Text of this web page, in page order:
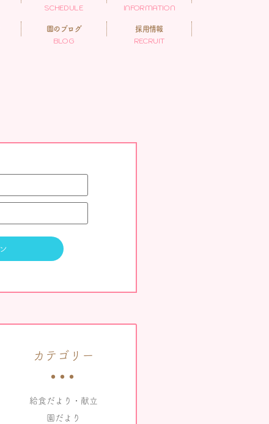
SCHEDULE
INFORMATION
園のブログ
BLOG
採用情報
RECRUIT
カテゴリー
給食だより・献立
園だより